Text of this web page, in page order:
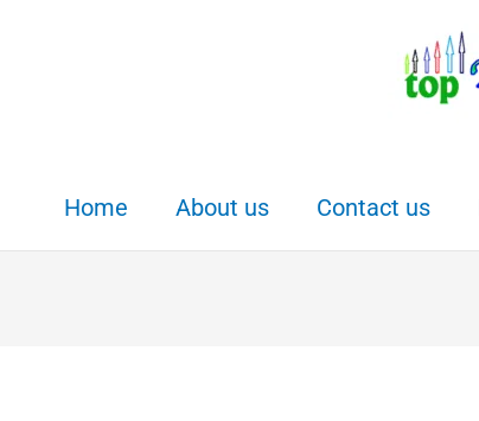
Home About us Contact us